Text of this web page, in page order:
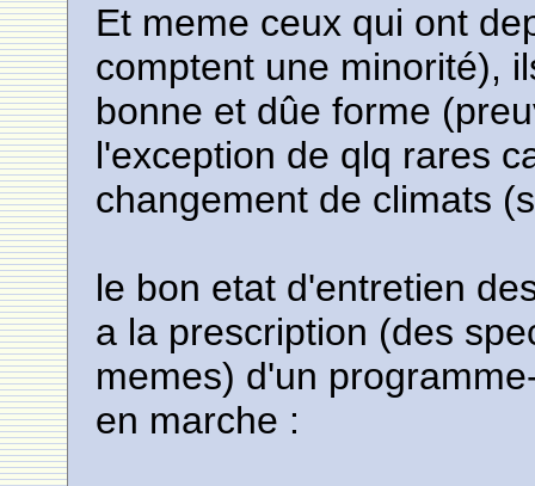
Et meme ceux qui ont
comptent une minorité),
bonne et dûe forme
l'exception de qlq rares
changement de climats
le bon etat d'entretien
a la prescription (des
memes) d'un
en marche :